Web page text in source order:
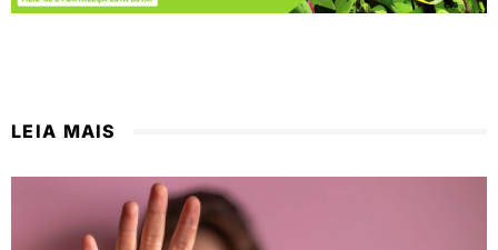
LEIA MAIS